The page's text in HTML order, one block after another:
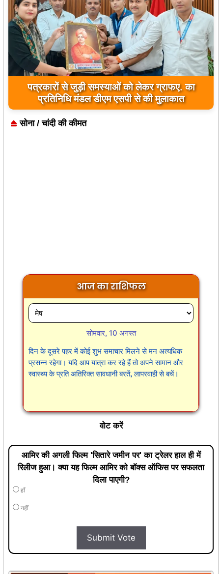
जिला कारागार में दो पावरलूम सेट का उद्घाटन, बंदियों को
मिलेगा रोजगार का अवसर
सोना / चांदी की कीमत
आज का राशिफल
सोमवार, 10 अगस्त
दिन के दूसरे पहर में कोई शुभ समाचार मिलने से मन अत्यधिक
प्रसन्न रहेगा। यदि आप यात्रा कर रहे हैं तो अपने सामान और
स्वास्थ्य के प्रति अतिरिक्त सावधानी बरतें, लापरवाही से बचें।
वोट करें
आमिर की अगली फिल्म 'सितारे जमीन पर' का ट्रेलर हाल ही में
रिलीज हुआ। क्या यह फिल्म आमिर को बॉक्स ऑफिस पर सफलता
दिला पाएगी?
हाँ
नहीं
Submit Vote